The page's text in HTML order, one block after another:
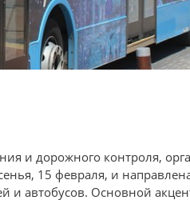
и дорожного контроля,
15 февраля, и
и автобусов. Основной